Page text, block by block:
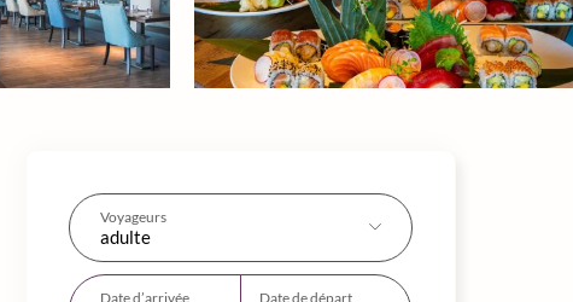
Voyageurs
adulte
Date d’arrivée Date de départ